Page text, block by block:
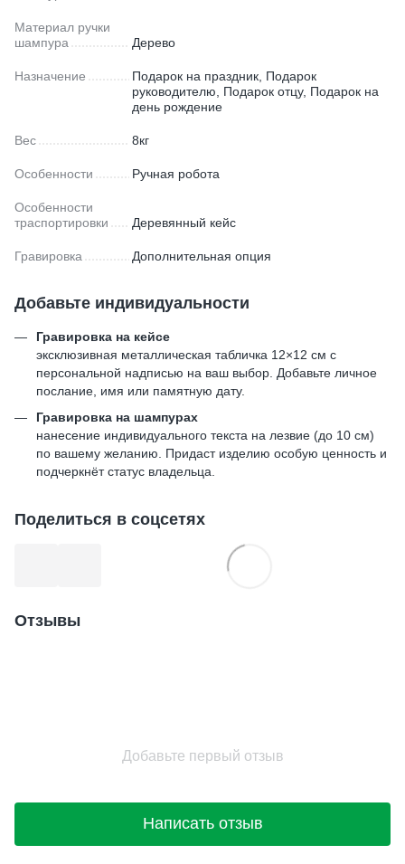
Материал ручки
шампура
Дерево
Назначение
Подарок на праздник, Подарок
руководителю, Подарок отцу, Подарок на
день рождение
Вес 8кг
Особенности Ручная робота
Особенности
траспортировки
Деревянный кейс
Гравировка Дополнительная опция
Добавьте индивидуальности
Гравировка на кейсе
эксклюзивная металлическая табличка 12×12 см с
персональной надписью на ваш выбор. Добавьте личное
послание, имя или памятную дату.
Гравировка на шампурах
нанесение индивидуального текста на лезвие (до 10 см)
по вашему желанию. Придаст изделию особую ценность и
подчеркнёт статус владельца.
Поделиться в соцсетях
Отзывы
Добавьте первый отзыв
Написать отзыв